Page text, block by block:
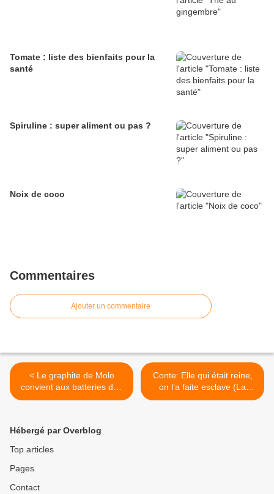
Tomate : liste des bienfaits pour la
santé
Spiruline : super aliment ou pas ?
Noix de coco
Commentaires
Ajouter un commentaire
< Le graphite de Molo
convient aux batteries des
voitures électriques
Conte: Elle qui était reine,
on l’a faite esclave (La
princesse faite esclave 4) >
Hébergé par Overblog
Top articles
Pages
Contact